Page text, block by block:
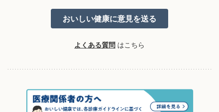
よくある質問 はこちら